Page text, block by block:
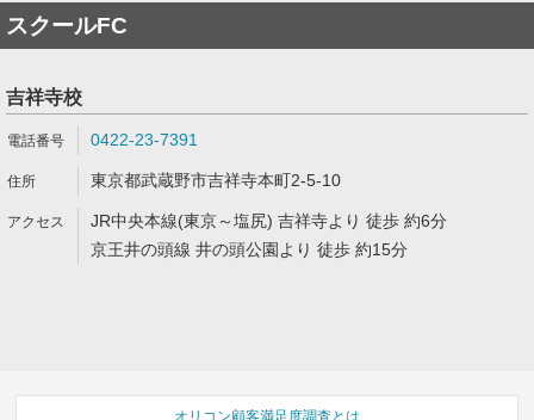
スクールFC
吉祥寺校
0422-23-7391
東京都武蔵野市吉祥寺本町2-5-10
JR中央本線(東京～塩尻) 吉祥寺より 徒歩 約6分
京王井の頭線 井の頭公園より 徒歩 約15分
オリコン顧客満足度調査とは